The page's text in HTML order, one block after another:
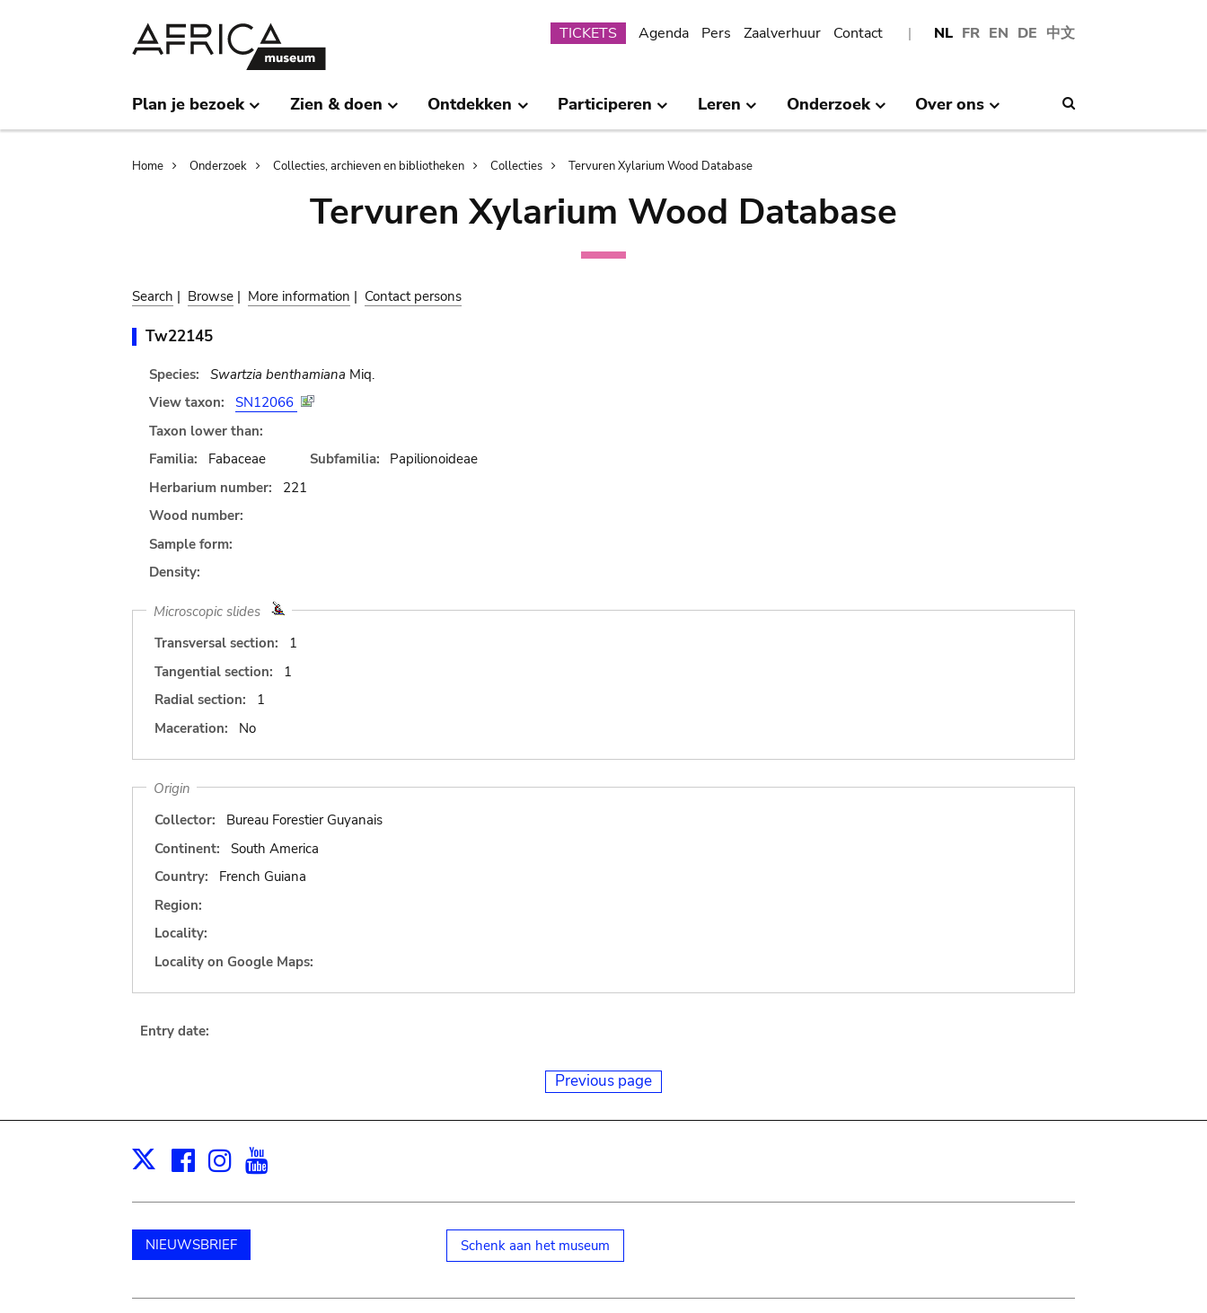
NL FR EN DE 中文
Submenu
TICKETS Agenda Pers Zaalverhuur Contact
Plan je bezoek Zien & doen Ontdekken Participeren Leren Onderzoek Over ons
Breadcrumb
Home Onderzoek Collecties, archieven en bibliotheken Collecties Tervuren Xylarium Wood Database
Tervuren Xylarium Wood Database
Search | Browse | More information | Contact persons
Tw22145
Species: Swartzia benthamiana Miq.
View taxon:
SN12066
Taxon lower than:
Familia:
Fabaceae Subfamilia:
Papilionoideae
Herbarium number:
221
Wood number:
Sample form:
Density:
Microscopic slides
Transversal section:
1
Tangential section:
1
Radial section:
1
Maceration:
No
Origin
Collector:
Bureau Forestier Guyanais
Continent:
South America
Country:
French Guiana
Region:
Locality:
Locality on Google Maps:
Entry date:
Previous page
X Facebook
Instagram
NIEUWSBRIEF Schenk aan het museum